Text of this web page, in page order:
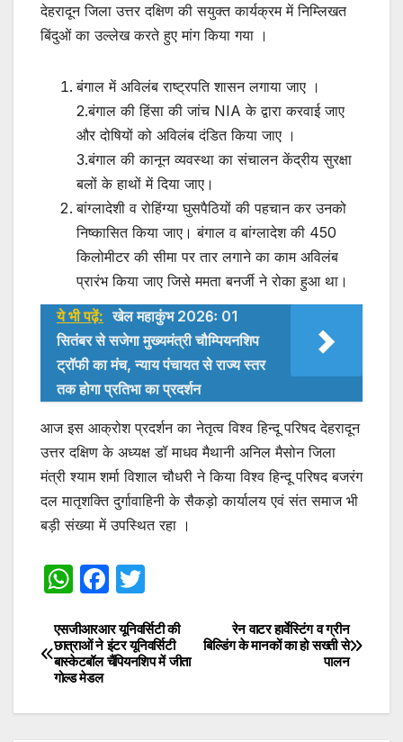
देहरादून जिला उत्तर दक्षिण की सयुक्त कार्यक्रम में निम्लिखत
बिंदुओं का उल्लेख करते हुए मांग किया गया ।
बंगाल में अविलंब राष्ट्रपति शासन लगाया जाए ।
2.बंगाल की हिंसा की जांच NIA के द्वारा करवाई जाए
और दोषियों को अविलंब दंडित किया जाए ।
3.बंगाल की कानून व्यवस्था का संचालन केंद्रीय सुरक्षा
बलों के हाथों में दिया जाए।
बांग्लादेशी व रोहिंग्या घुसपैठियों की पहचान कर उनको
निष्कासित किया जाए। बंगाल व बांग्लादेश की 450
किलोमीटर की सीमा पर तार लगाने का काम अविलंब
प्रारंभ किया जाए जिसे ममता बनर्जी ने रोका हुआ था।
ये भी पढ़ें: खेल महाकुंभ 2026ः 01
सितंबर से सजेगा मुख्यमंत्री चौम्पियनशिप
ट्रॉफी का मंच, न्याय पंचायत से राज्य स्तर
तक होगा प्रतिभा का प्रदर्शन
आज इस आक्रोश प्रदर्शन का नेतृत्व विश्व हिन्दू परिषद देहरादून
उत्तर दक्षिण के अध्यक्ष डॉ माधव मैथानी अनिल मैसोन जिला
मंत्री श्याम शर्मा विशाल चौधरी ने किया विश्व हिन्दू परिषद बजरंग
दल मातृशक्ति दुर्गावाहिनी के सैकड़ो कार्यालय एवं संत समाज भी
बड़ी संख्या में उपस्थित रहा ।
W
at
s
A
p
F
c
e
o
itt
er
Post
navigation
रेन वाटर हार्वेस्टिंग व ग्रीन
बिल्डिंग के मानकों का हो सख्ती से
पालन
एसजीआरआर यूनिवर्सिटी की
छात्राओं ने इंटर यूनिवर्सिटी
बास्केटबॉल चैंपियनशिप में जीता
गोल्ड मेडल